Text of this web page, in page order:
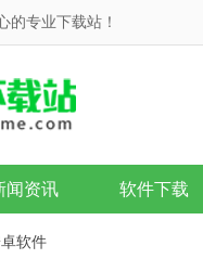
的专业下载站！
闻资讯 软件下载
软件